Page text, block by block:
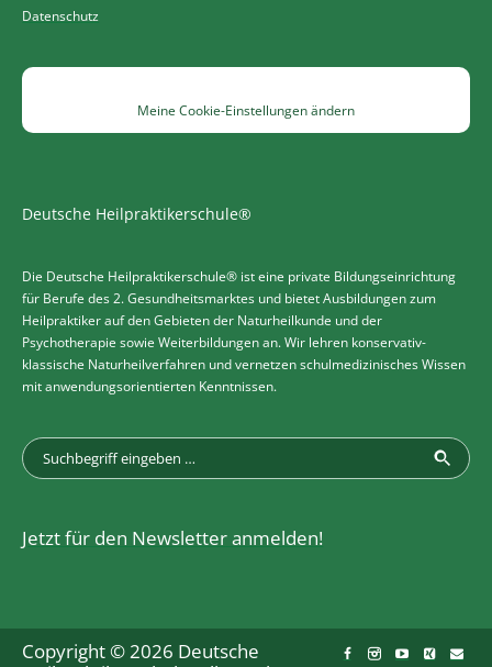
Datenschutz
Meine Cookie-Einstellungen ändern
Deutsche Heilpraktikerschule®
Die Deutsche Heilpraktikerschule® ist eine private Bildungseinrichtung
für Berufe des 2. Gesundheitsmarktes und bietet Ausbildungen zum
Heilpraktiker auf den Gebieten der Naturheilkunde und der
Psychotherapie sowie Weiterbildungen an. Wir lehren konservativ-
klassische Naturheilverfahren und vernetzen schulmedizinisches Wissen
mit anwendungsorientierten Kenntnissen.
Jetzt für den Newsletter anmelden!
Copyright © 2026 Deutsche